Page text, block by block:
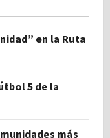
en la Ruta
5 de la
más